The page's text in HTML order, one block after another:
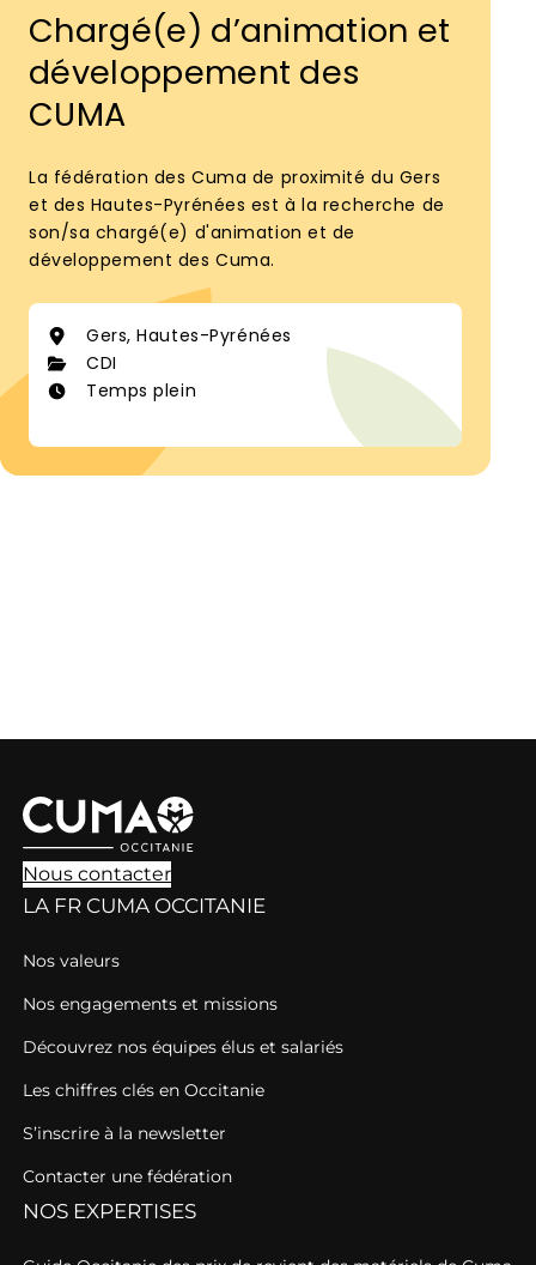
Chargé(e) d’animation et
développement des
CUMA
La fédération des Cuma de proximité du Gers
et des Hautes-Pyrénées est à la recherche de
son/sa chargé(e) d'animation et de
développement des Cuma.
Gers, Hautes-Pyrénées
CDI
Temps plein
Nous contacter
LA FR CUMA OCCITANIE
Nos valeurs
Nos engagements et missions
Découvrez nos équipes élus et salariés
Les chiffres clés en Occitanie
S’inscrire à la newsletter
Contacter une fédération
NOS EXPERTISES